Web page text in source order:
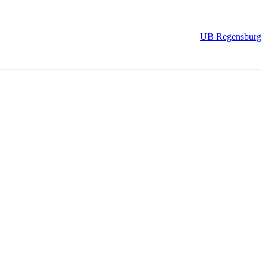
UB Regensburg